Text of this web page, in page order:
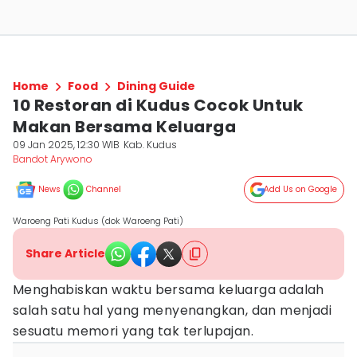
Home Food Dining Guide
10 Restoran di Kudus Cocok Untuk
Makan Bersama Keluarga
09 Jan 2025, 12:30 WIB Kab. Kudus
Bandot Arywono
News Channel Add Us on Google
Waroeng Pati Kudus (dok Waroeng Pati)
Share Article
Menghabiskan waktu bersama keluarga adalah
salah satu hal yang menyenangkan, dan menjadi
sesuatu memori yang tak terlupajan.